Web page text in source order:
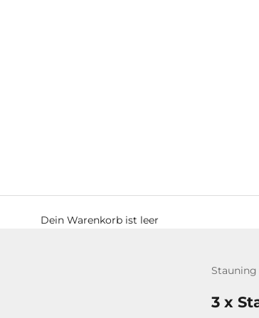
Dein Warenkorb ist leer
3 x